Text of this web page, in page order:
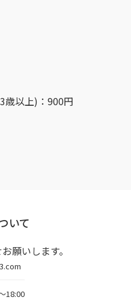
歳以上)：900円
いて
願いします。
18:00